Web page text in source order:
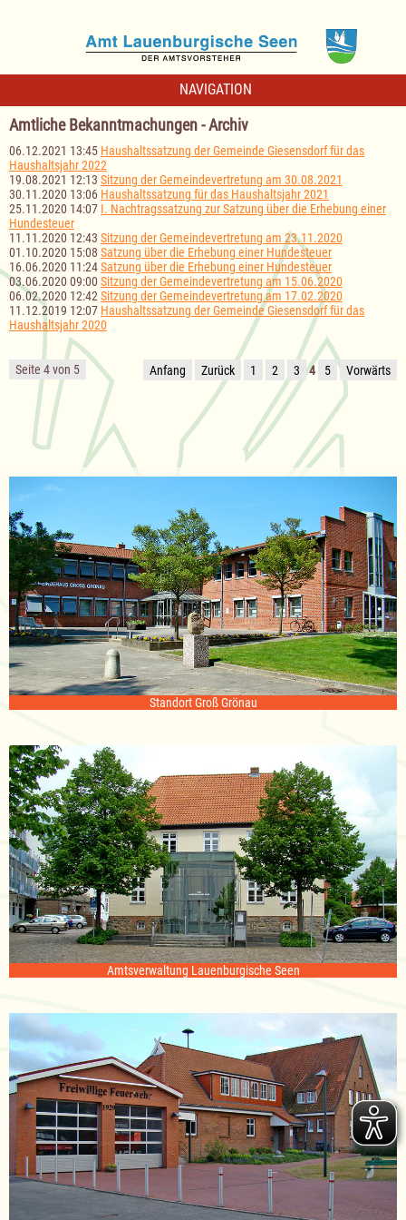
NAVIGATION
Amtliche Bekanntmachungen - Archiv
06.12.2021 13:45 Haushaltssatzung der Gemeinde Giesensdorf für das
Haushaltsjahr 2022
19.08.2021 12:13 Sitzung der Gemeindevertretung am 30.08.2021
30.11.2020 13:06 Haushaltssatzung für das Haushaltsjahr 2021
25.11.2020 14:07 I. Nachtragssatzung zur Satzung über die Erhebung einer
Hundesteuer
11.11.2020 12:43 Sitzung der Gemeindevertretung am 23.11.2020
01.10.2020 15:08 Satzung über die Erhebung einer Hundesteuer
16.06.2020 11:24Satzung über die Erhebung einer Hundesteuer
03.06.2020 09:00 Sitzung der Gemeindevertretung am 15.06.2020
06.02.2020 12:42 Sitzung der Gemeindevertretung am 17.02.2020
11.12.2019 12:07 Haushaltssatzung der Gemeinde Giesensdorf für das
Haushaltsjahr 2020
Seite 4 von 5 Anfang Zurück 1 2 3 4 5 Vorwärts
Standort Groß Grönau
Amtsverwaltung Lauenburgische Seen